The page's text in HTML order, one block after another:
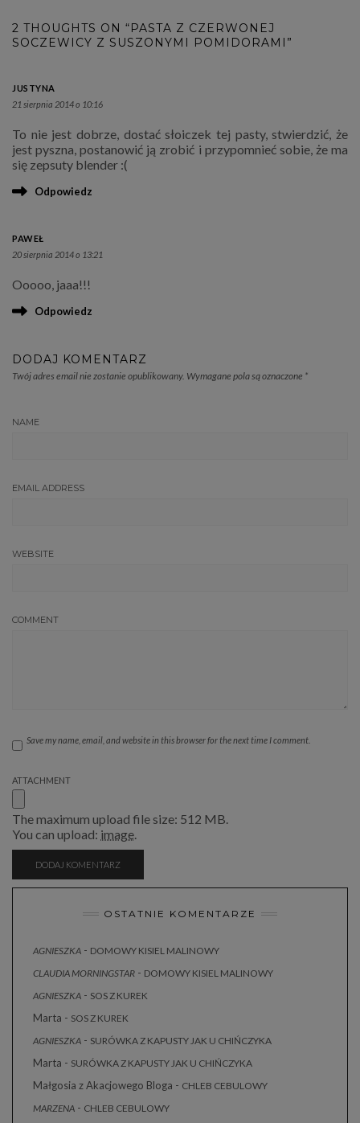
2 THOUGHTS ON “PASTA Z CZERWONEJ
SOCZEWICY Z SUSZONYMI POMIDORAMI”
JUSTYNA
21 sierpnia 2014 o 10:16
To nie jest dobrze, dostać słoiczek tej pasty, stwierdzić, że
jest pyszna, postanowić ją zrobić i przypomnieć sobie, że ma
się zepsuty blender :(
Odpowiedz
PAWEŁ
20 sierpnia 2014 o 13:21
Ooooo, jaaa!!!
Odpowiedz
DODAJ KOMENTARZ
Twój adres email nie zostanie opublikowany. Wymagane pola są oznaczone *
NAME
EMAIL ADDRESS
WEBSITE
COMMENT
Save my name, email, and website in this browser for the next time I comment.
ATTACHMENT
The maximum upload file size: 512 MB.
You can upload: image.
OSTATNIE KOMENTARZE
AGNIESZKA - DOMOWY KISIEL MALINOWY
CLAUDIA MORNINGSTAR - DOMOWY KISIEL MALINOWY
AGNIESZKA - SOS Z KUREK
Marta - SOS Z KUREK
AGNIESZKA - SURÓWKA Z KAPUSTY JAK U CHIŃCZYKA
Marta - SURÓWKA Z KAPUSTY JAK U CHIŃCZYKA
Małgosia z Akacjowego Bloga - CHLEB CEBULOWY
MARZENA - CHLEB CEBULOWY